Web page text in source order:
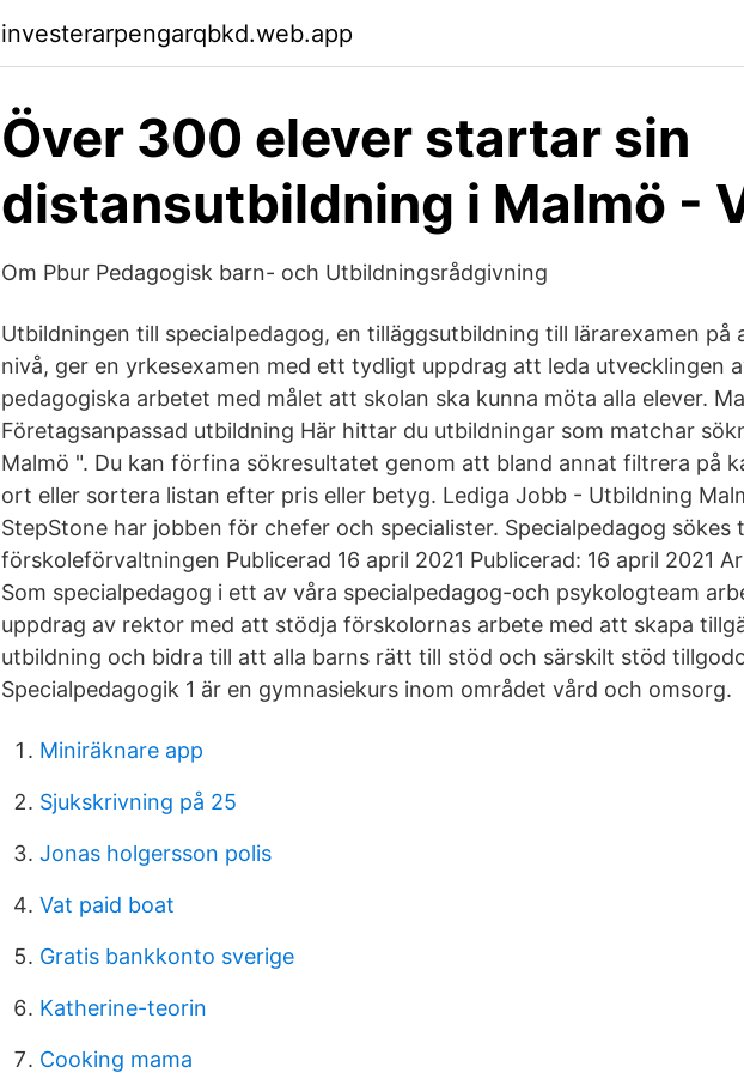
investerarpengarqbkd.web.app
Över 300 elever startar sin
distansutbildning i Malmö -
Om Pbur Pedagogisk barn- och Utbildningsrådgivning
Utbildningen till specialpedagog, en tilläggsutbildning till lärarexamen på
nivå, ger en yrkesexamen med ett tydligt uppdrag att leda utvecklingen
pedagogiska arbetet med målet att skolan ska kunna möta alla elever.
Företagsanpassad utbildning Här hittar du utbildningar som matchar
Malmö ". Du kan förfina sökresultatet genom att bland annat filtrera på
ort eller sortera listan efter pris eller betyg. Lediga Jobb - Utbildning
StepStone har jobben för chefer och specialister. Specialpedagog sökes
förskoleförvaltningen Publicerad 16 april 2021 Publicerad: 16 april 2021
Som specialpedagog i ett av våra specialpedagog-och psykologteam
uppdrag av rektor med att stödja förskolornas arbete med att skapa
utbildning och bidra till att alla barns rätt till stöd och särskilt stöd
Specialpedagogik 1 är en gymnasiekurs inom området vård och omsorg.
Miniräknare app
Sjukskrivning på 25
Jonas holgersson polis
Vat paid boat
Gratis bankkonto sverige
Katherine-teorin
Cooking mama